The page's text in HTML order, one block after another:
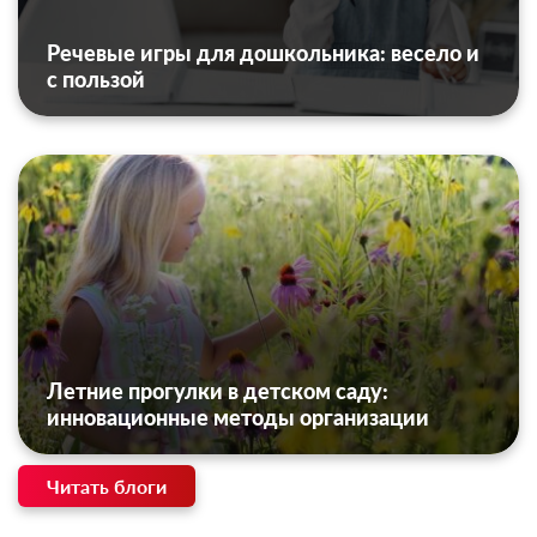
Речевые игры для дошкольника: весело и
с пользой
Летние прогулки в детском саду:
инновационные методы организации
Читать блоги